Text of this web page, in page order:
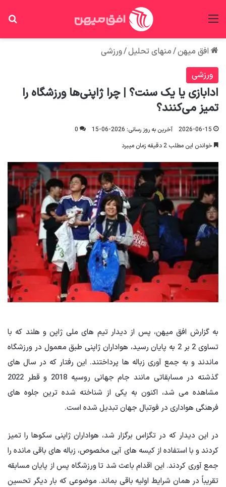
افق میهن/منهای تحلیل/ورزشی
ورزشی
ادابازی یا یک سنت؟ | چرا ژاپنی‌ها ورزشگاه را
تمیز می‌کنند؟
2026-06-15 آخرین به روز رسانی: 2026-06-15
0
خواندن این مطلب 2 دقیقه زمان میبرد
به گزارش افق میهن، پس از دیدار تیم های ملی ژاپن و هلند که با
تساوی 2 بر 2 به پایان رسید، هواداران ژاپنی طبق معمول در ورزشگاه
ماندند و به جمع آوری زباله ها پرداختند. این رفتار که در سال های
گذشته در مسابقاتی مانند جام جهانی روسیه 2018 و قطر 2022
مشاهده می شد، اکنون به یکی از شناخته شده ترین جلوه های
فرهنگی هواداری در فوتبال جهان تبدیل شده است.
در این دیدار که در تگزاس برگزار شد، هواداران ژاپنی سکوها را تمیز
کردند و با استفاده از کیسه های آبی مخصوص، زباله های باقی مانده را
جمع آوری کردند. این اقدام باعث شد تا ورزشگاه پس از پایان مسابقه
تقریباً در همان شرایط اولیه باقی بماند. موضوعی که بار دیگر تحسین